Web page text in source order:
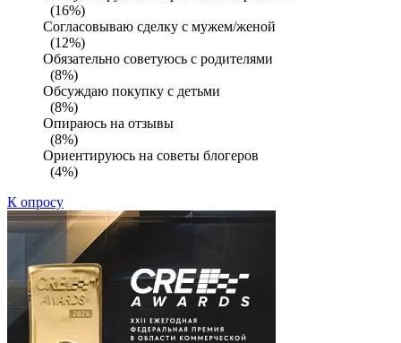
(16%)
Согласовываю сделку с мужем/женой
(12%)
Обязательно советуюсь с родителями
(8%)
Обсуждаю покупку с детьми
(8%)
Опираюсь на отзывы
(8%)
Ориентируюсь на советы блогеров
(4%)
К опросу